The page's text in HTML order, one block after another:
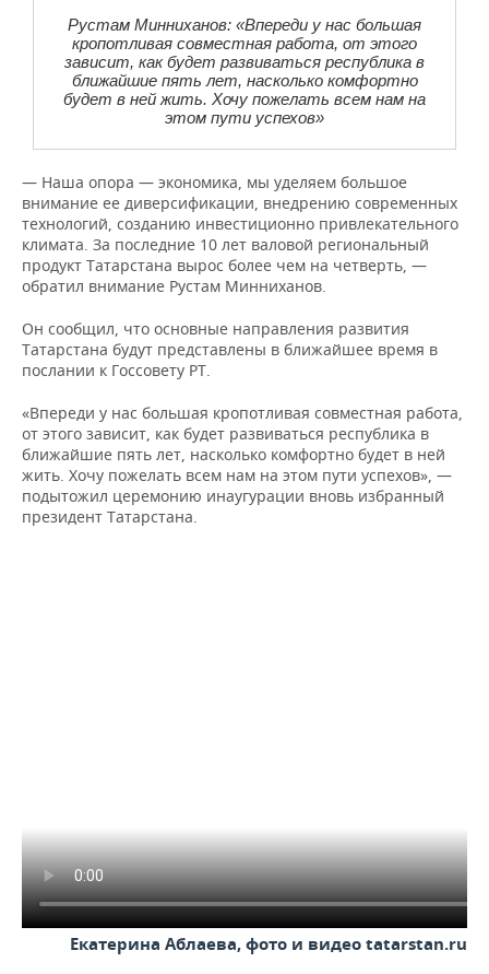
Рустам Минниханов: «Впереди у нас большая
кропотливая совместная работа, от этого
зависит, как будет развиваться республика в
ближайшие пять лет, насколько комфортно
будет в ней жить. Хочу пожелать всем нам на
этом пути успехов»
— Наша опора — экономика, мы уделяем большое
внимание ее диверсификации, внедрению современных
технологий, созданию инвестиционно привлекательного
климата. За последние 10 лет валовой региональный
продукт Татарстана вырос более чем на четверть, —
обратил внимание Рустам Минниханов.
Он сообщил, что основные направления развития
Татарстана будут представлены в ближайшее время в
послании к Госсовету РТ.
«Впереди у нас большая кропотливая совместная работа,
от этого зависит, как будет развиваться республика в
ближайшие пять лет, насколько комфортно будет в ней
жить. Хочу пожелать всем нам на этом пути успехов», —
подытожил церемонию инаугурации вновь избранный
президент Татарстана.
Екатерина Аблаева, фото и видео tatarstan.ru